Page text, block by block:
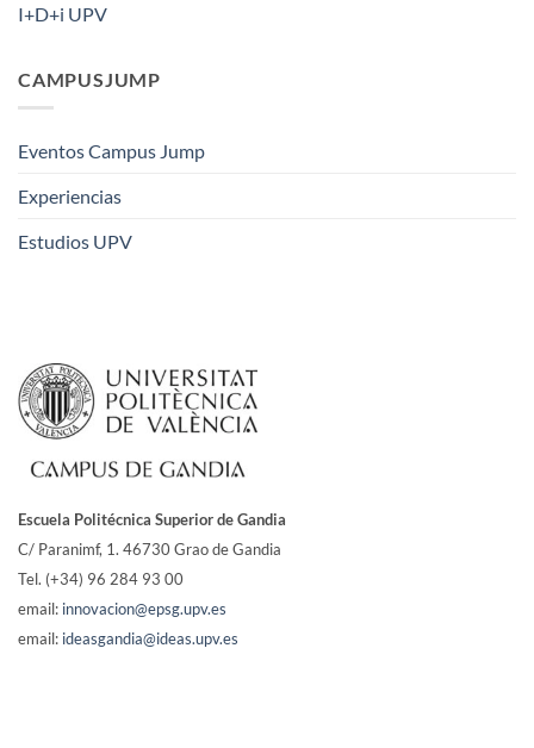
I+D+i UPV
CAMPUSJUMP
Eventos Campus Jump
Experiencias
Estudios UPV
Escuela Politécnica Superior de Gandia
C/ Paranimf, 1. 46730 Grao de Gandia
Tel. (+34) 96 284 93 00
email: innovacion@epsg.upv.es
email: ideasgandia@ideas.upv.es